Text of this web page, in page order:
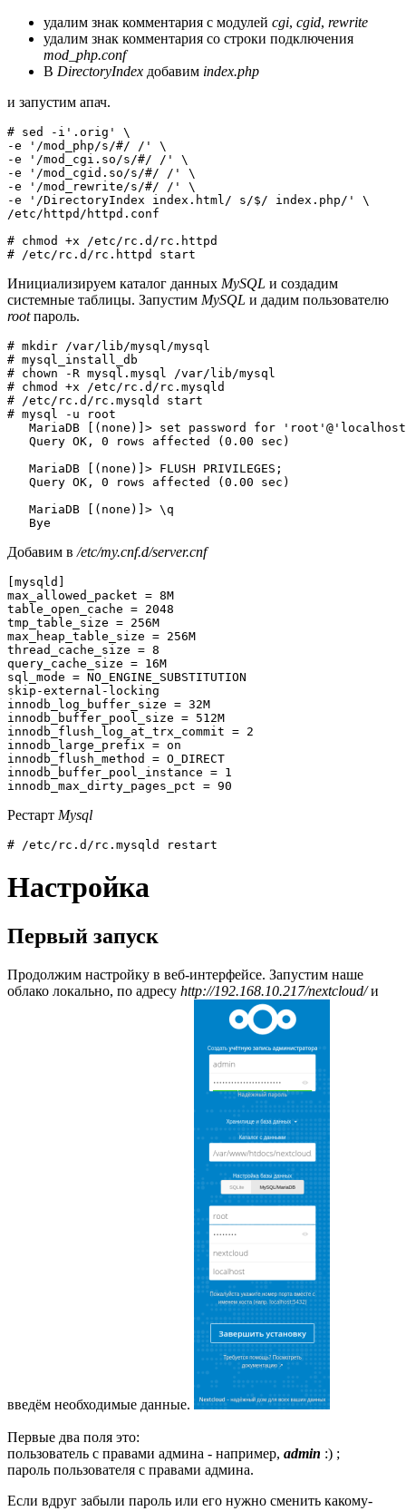
удалим знак комментария с модулей cgi, cgid, rewrite
удалим знак комментария со строки подключения
mod_php.conf
В DirectoryIndex добавим index.php
и запустим апач.
# sed -i'.orig' \
-e '/mod_php/s/#/ /' \
-e '/mod_cgi.so/s/#/ /' \
-e '/mod_cgid.so/s/#/ /' \
-e '/mod_rewrite/s/#/ /' \
-e '/DirectoryIndex index.html/ s/$/ index.php/' \
/etc/httpd/httpd.conf
# chmod +x /etc/rc.d/rc.httpd
# /etc/rc.d/rc.httpd start
Инициализируем каталог данных MySQL и создадим
системные таблицы. Запустим MySQL и дадим пользователю
rootпароль.
# mkdir /var/lib/mysql/mysql
# mysql_install_db
# chown -R mysql.mysql /var/lib/mysql
# chmod +x /etc/rc.d/rc.mysqld
# /etc/rc.d/rc.mysqld start
# mysql -u root
MariaDB [(none)]> set password for
   Query OK, 0 rows affected (0.00 sec)
   MariaDB [(none)]> FLUSH PRIVILEGES;
   Query OK, 0 rows affected (0.00 sec)
   MariaDB [(none)]> \q
   Bye
Добавим в /etc/my.cnf.d/server.cnf
[mysqld]
max_allowed_packet = 8M
table_open_cache = 2048
tmp_table_size = 256M
max_heap_table_size = 256M
thread_cache_size = 8
query_cache_size = 16M
sql_mode = NO_ENGINE_SUBSTITUTION
skip-external-locking
innodb_log_buffer_size = 32M
innodb_buffer_pool_size = 512M
innodb_flush_log_at_trx_commit = 2
innodb_large_prefix = on
innodb_flush_method = O_DIRECT
innodb_buffer_pool_instance = 1
innodb_max_dirty_pages_pct = 90
Рестарт Mysql
# /etc/rc.d/rc.mysqld restart
Настройка
Первый запуск
Продолжим настройку в веб-интерфейсе. Запустим наше
облако локально, по адресу http://192.168.10.217/nextcloud/и
введём необходимые данные.
Первые два поля это:
пользователь с правами админа - например, admin :) ;
пароль пользователя с правами админа.
Если вдруг забыли пароль или его нужно сменить какому-